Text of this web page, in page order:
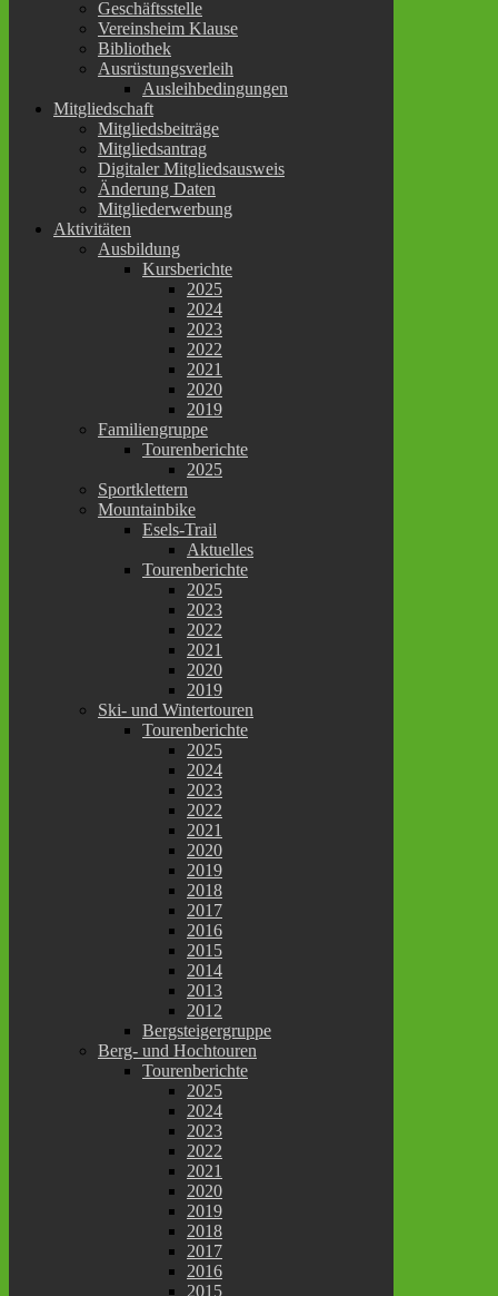
Geschäftsstelle
Vereinsheim Klause
Bibliothek
Ausrüstungsverleih
Ausleihbedingungen
Mitgliedschaft
Mitgliedsbeiträge
Mitgliedsantrag
Digitaler Mitgliedsausweis
Änderung Daten
Mitgliederwerbung
Aktivitäten
Ausbildung
Kursberichte
2025
2024
2023
2022
2021
2020
2019
Familiengruppe
Tourenberichte
2025
Sportklettern
Mountainbike
Esels-Trail
Aktuelles
Tourenberichte
2025
2023
2022
2021
2020
2019
Ski- und Wintertouren
Tourenberichte
2025
2024
2023
2022
2021
2020
2019
2018
2017
2016
2015
2014
2013
2012
Bergsteigergruppe
Berg- und Hochtouren
Tourenberichte
2025
2024
2023
2022
2021
2020
2019
2018
2017
2016
2015